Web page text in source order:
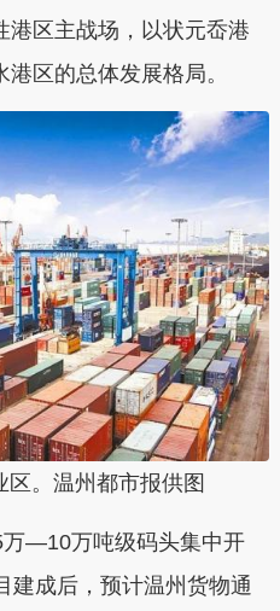
港区主战场，以状元岙港
区的总体发展格局。
。温州都市报供图
—10万吨级码头集中开
建成后，预计温州货物通